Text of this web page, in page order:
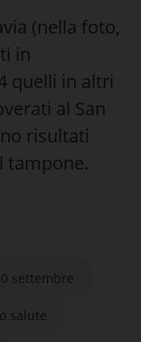
(nella foto,
in
quelli in altri
al San
risultati
tampone.
settembre
salute